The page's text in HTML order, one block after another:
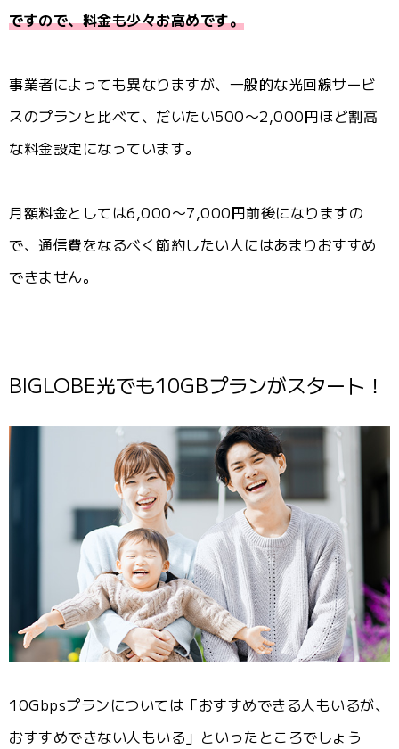
ですので、料金も少々お高めです。
事業者によっても異なりますが、一般的な光回線サービ
スのプランと比べて、だいたい500〜2,000円ほど割高
な料金設定になっています。
月額料金としては6,000〜7,000円前後になりますの
で、通信費をなるべく節約したい人にはあまりおすすめ
できません。
BIGLOBE光でも10GBプランがスタート！
10Gbpsプランについては「おすすめできる人もいるが、
おすすめできない人もいる」といったところでしょう